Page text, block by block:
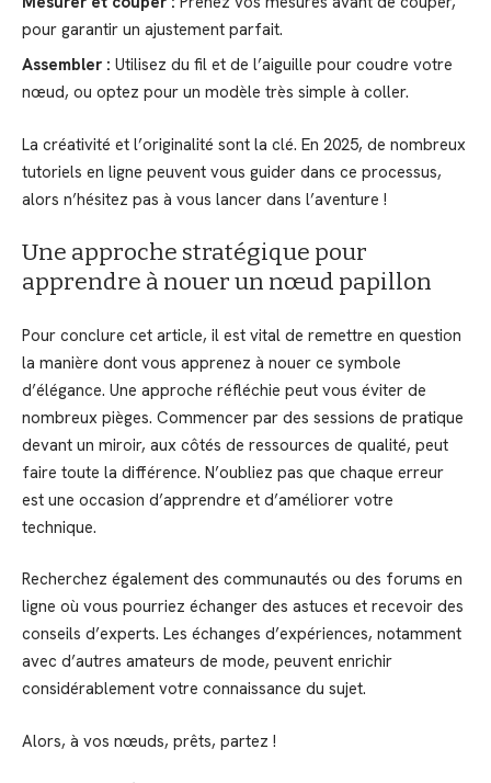
pour garantir un ajustement parfait.
Assembler : Utilisez du fil et de l’aiguille pour coudre votre
nœud, ou optez pour un modèle très simple à coller.
La créativité et l’originalité sont la clé. En 2025, de nombreux
tutoriels en ligne peuvent vous guider dans ce processus,
alors n’hésitez pas à vous lancer dans l’aventure !
Une approche stratégique pour
apprendre à nouer un nœud papillon
Pour conclure cet article, il est vital de remettre en question
la manière dont vous apprenez à nouer ce symbole
d’élégance. Une approche réfléchie peut vous éviter de
nombreux pièges. Commencer par des sessions de pratique
devant un miroir, aux côtés de ressources de qualité, peut
faire toute la différence. N’oubliez pas que chaque erreur
est une occasion d’apprendre et d’améliorer votre
technique.
Recherchez également des communautés ou des forums en
ligne où vous pourriez échanger des astuces et recevoir des
conseils d’experts. Les échanges d’expériences, notamment
avec d’autres amateurs de mode, peuvent enrichir
considérablement votre connaissance du sujet.
Alors, à vos nœuds, prêts, partez !